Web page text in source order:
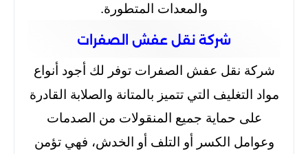
والمعدات المتطورة.
شركة نقل عفش الصفرات
شركة نقل عفش الصفرات توفر لك أجود أنواع
مواد التغليف التي تتميز بالمتانة والصلابة القادرة
على حماية جميع المنقولات من الصدمات
وعوامل الكسر أو التلف أو الخدش، فهي تؤمن